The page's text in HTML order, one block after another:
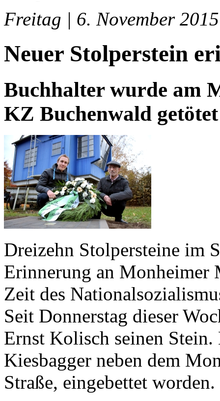
Freitag | 6. November
Neuer Stolperstein
Buchhalter wurde am
KZ Buchenwald getötet
Dreizehn Stolpersteine im
Erinnerung an Monheimer
Zeit des
Seit Donnerstag dieser
Ernst Kolisch seinen
Kiesbagger neben dem
Straße, eingebettet worden.